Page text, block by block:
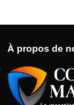
À propos de